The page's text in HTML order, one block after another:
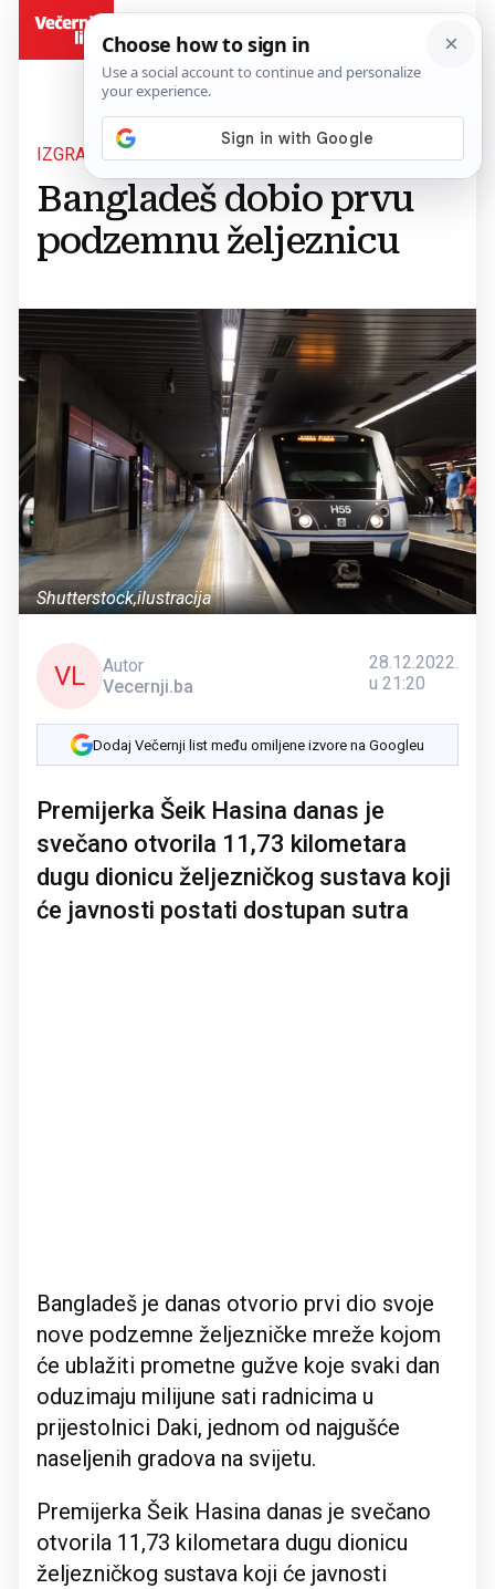
IZGRADNJA 21,26 KILOMETARA DUGE MREŽE
Bangladeš dobio prvu
podzemnu željeznicu
Shutterstock,ilustracija
VL
Autor
Vecernji.ba
28.12.2022.
u 21:20
Dodaj Večernji list među omiljene izvore na Googleu
Premijerka Šeik Hasina danas je
svečano otvorila 11,73 kilometara
dugu dionicu željezničkog sustava koji
će javnosti postati dostupan sutra
Bangladeš je danas otvorio prvi dio svoje
nove podzemne željezničke mreže kojom
će ublažiti prometne gužve koje svaki dan
oduzimaju milijune sati radnicima u
prijestolnici Daki, jednom od najgušće
naseljenih gradova na svijetu.
Premijerka Šeik Hasina danas je svečano
otvorila 11,73 kilometara dugu dionicu
željezničkog sustava koji će javnosti